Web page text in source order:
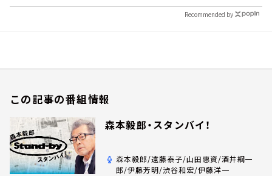
Recommended by
この記事の番組情報
森本毅郎・スタンバイ！
森本毅郎/遠藤泰子/山田惠資/酒井綱一
郎/伊藤芳明/渋谷和宏/伊藤洋一